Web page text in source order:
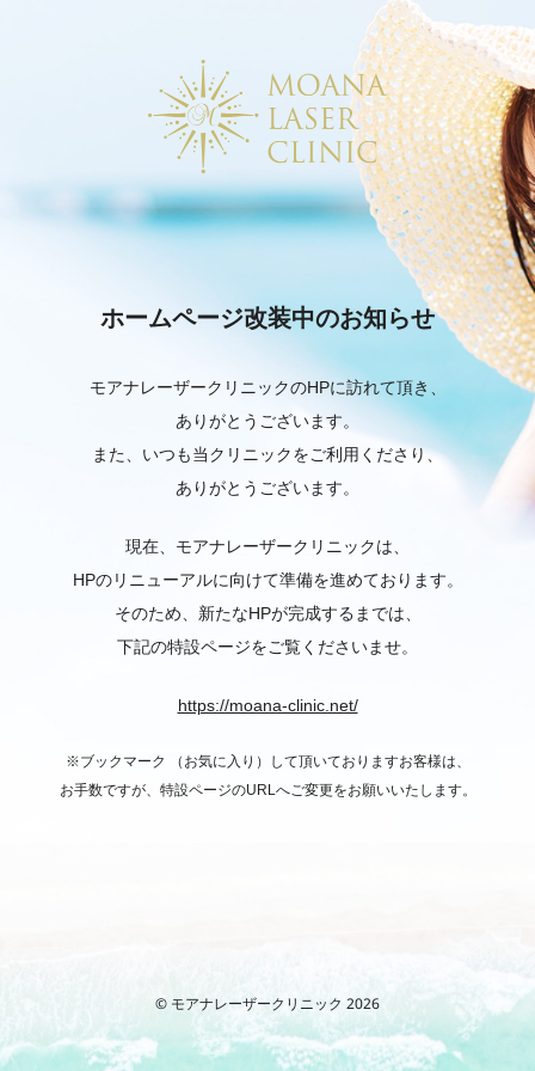
ホームページ改装中のお知らせ
モアナレーザークリニックのHPに訪れて頂き、
ありがとうございます。
また、いつも当クリニックをご利用くださり、
ありがとうございます。
現在、モアナレーザークリニックは、
HPのリニューアルに向けて準備を進めております。
そのため、新たなHPが完成するまでは、
下記の特設ページをご覧くださいませ。
https://moana-clinic.net/
※ブックマーク （お気に入り）して頂いておりますお客様は、
お手数ですが、特設ページのURLへご変更をお願いいたします。
© モアナレーザークリニック 2026